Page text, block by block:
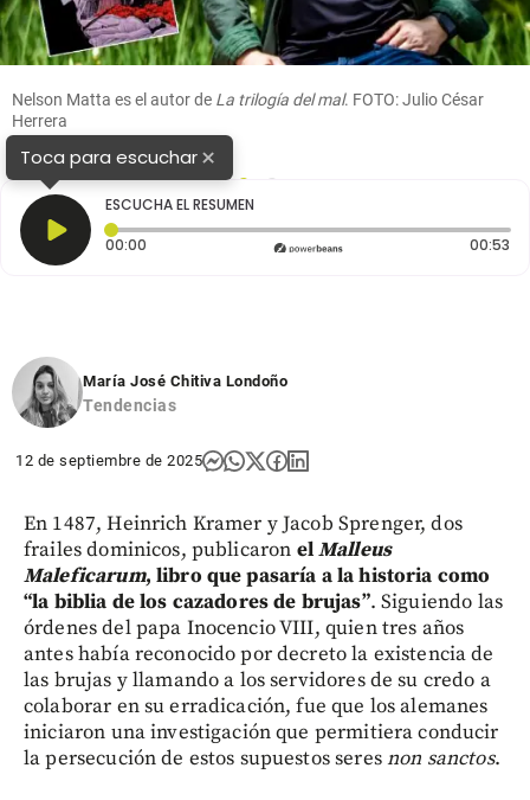
Nelson Matta es el autor de La trilogía del mal. FOTO: Julio César
Herrera
Toca para escuchar×
ESCUCHA EL RESUMEN
00:00 Tiempo transcurrido: 0 segundos 00:53
María José Chitiva Londoño
Tendencias
12 de septiembre de 2025
En 1487, Heinrich Kramer y Jacob Sprenger, dos
frailes dominicos, publicaron elMalleus
Maleficarum, libro que pasaría a la historia como
“la biblia de los cazadores de brujas”. Siguiendo las
órdenes del papa Inocencio VIII, quien tres años
antes había reconocido por decreto la existencia de
las brujas y llamando a los servidores de su credo a
colaborar en su erradicación, fue que los alemanes
iniciaron una investigación que permitiera conducir
la persecución de estos supuestos seresnon sanctos.